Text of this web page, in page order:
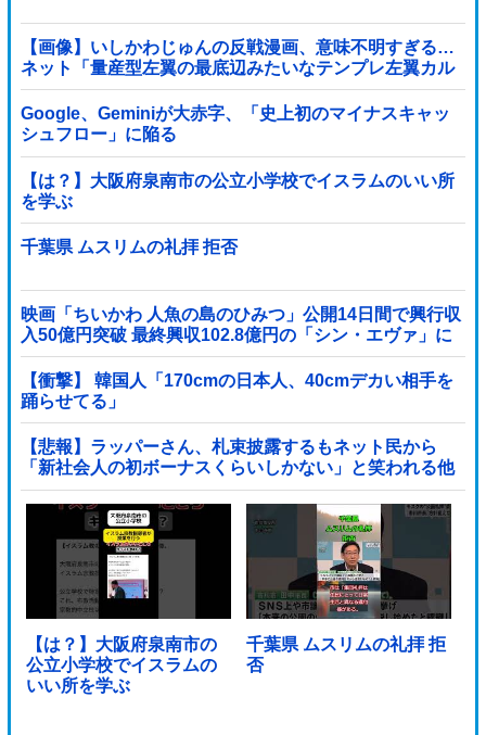
【画像】いしかわじゅんの反戦漫画、意味不明すぎる…
ネット「量産型左翼の最底辺みたいなテンプレ左翼カル
ト陰謀妄想漫画しか描けなくなってる」
Google、Geminiが大赤字、「史上初のマイナスキャッ
シュフロー」に陥る
【は？】大阪府泉南市の公立小学校でイスラムのいい所
を学ぶ
千葉県 ムスリムの礼拝 拒否
映画「ちいかわ 人魚の島のひみつ」公開14日間で興行収
入50億円突破 最終興収102.8億円の「シン・エヴァ」に
並ぶペース
【衝撃】 韓国人「170cmの日本人、40cmデカい相手を
踊らせてる」
【悲報】ラッパーさん、札束披露するもネット民から
「新社会人の初ボーナスくらいしかない」と笑われる他
【は？】大阪府泉南市の
公立小学校でイスラムの
いい所を学ぶ
千葉県 ムスリムの礼拝 拒
否